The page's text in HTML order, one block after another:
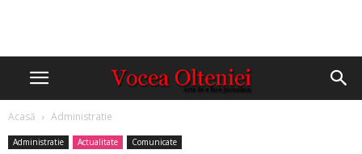
Acasă Administratie
Administratie Actualitate Comunicate